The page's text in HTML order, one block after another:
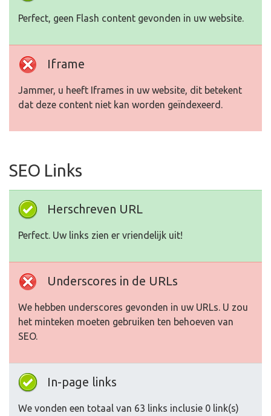
Perfect, geen Flash content gevonden in uw website.
Iframe
Jammer, u heeft Iframes in uw website, dit betekent
dat deze content niet kan worden geïndexeerd.
SEO Links
Herschreven URL
Perfect. Uw links zien er vriendelijk uit!
Underscores in de URLs
We hebben underscores gevonden in uw URLs. U zou
het minteken moeten gebruiken ten behoeven van
SEO.
In-page links
We vonden een totaal van 63 links inclusie 0 link(s)